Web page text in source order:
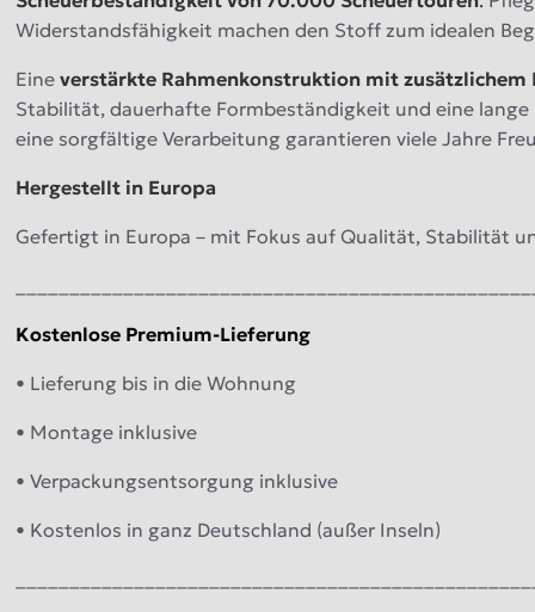
Widerstandsfähigkeit machen den Stoff zum idealen
Eineverstärkte Rahmenkonstruktion mit
Stabilität, dauerhafte Formbeständigkeit und eine
eine sorgfältige Verarbeitung garantieren viele Jahre
Hergestellt in Europa
Gefertigt in Europa – mit Fokus auf Qualität, Stabilität
Kostenlose Premium-Lieferung
• Lieferung bis in die Wohnung
• Montage inklusive
• Verpackungsentsorgung inklusive
• Kostenlos in ganz Deutschland (außer Inseln)